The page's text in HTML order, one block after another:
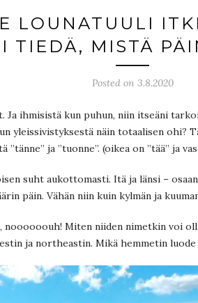
LOUNATUULI
TIEDÄ, MISTÄ
Posted on 3.8.2020
Ja ihmisistä kun puhun, niin itseäni
yleissivistyksestä näin totaalisen ohi?
”tänne” ja ”tuonne”. (oikea on ”tää” ja
suht aukottomasti. Itä ja länsi –
päin. Vähän niin kuin kylmän ja
noooooouh! Miten niiden nimetkin voi
ja northeastin. Mikä hemmetin luode